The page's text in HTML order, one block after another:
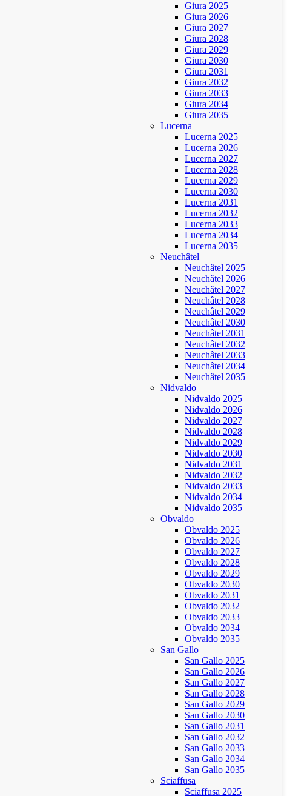
Giura 2025
Giura 2026
Giura 2027
Giura 2028
Giura 2029
Giura 2030
Giura 2031
Giura 2032
Giura 2033
Giura 2034
Giura 2035
Lucerna
Lucerna 2025
Lucerna 2026
Lucerna 2027
Lucerna 2028
Lucerna 2029
Lucerna 2030
Lucerna 2031
Lucerna 2032
Lucerna 2033
Lucerna 2034
Lucerna 2035
Neuchâtel
Neuchâtel 2025
Neuchâtel 2026
Neuchâtel 2027
Neuchâtel 2028
Neuchâtel 2029
Neuchâtel 2030
Neuchâtel 2031
Neuchâtel 2032
Neuchâtel 2033
Neuchâtel 2034
Neuchâtel 2035
Nidvaldo
Nidvaldo 2025
Nidvaldo 2026
Nidvaldo 2027
Nidvaldo 2028
Nidvaldo 2029
Nidvaldo 2030
Nidvaldo 2031
Nidvaldo 2032
Nidvaldo 2033
Nidvaldo 2034
Nidvaldo 2035
Obvaldo
Obvaldo 2025
Obvaldo 2026
Obvaldo 2027
Obvaldo 2028
Obvaldo 2029
Obvaldo 2030
Obvaldo 2031
Obvaldo 2032
Obvaldo 2033
Obvaldo 2034
Obvaldo 2035
San Gallo
San Gallo 2025
San Gallo 2026
San Gallo 2027
San Gallo 2028
San Gallo 2029
San Gallo 2030
San Gallo 2031
San Gallo 2032
San Gallo 2033
San Gallo 2034
San Gallo 2035
Sciaffusa
Sciaffusa 2025